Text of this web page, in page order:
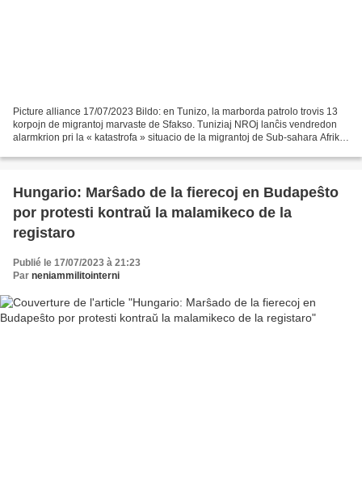
Picture alliance 17/07/2023 Bildo: en Tunizo, la marborda patrolo trovis 13
korpojn de migrantoj marvaste de Sfakso. Tuniziaj NROj lanĉis vendredon
alarmkrion pri la « katastrofa » situacio de la migrantoj de Sub-sahara Afriko
Hungario: Marŝado de la fierecoj en Budapeŝto
por protesti kontraŭ la malamikeco de la
registaro
Publié le 17/07/2023 à 21:23
Par neniammilitointerni